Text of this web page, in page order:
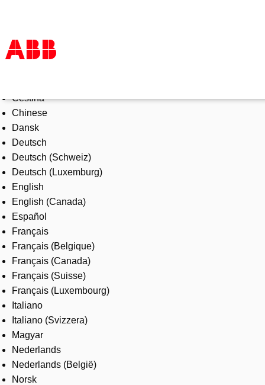
Products & Solutions
Industries
Services
About us
Where to buy
Contact us
Careers
Čeština
Chinese
Dansk
Deutsch
Deutsch (Schweiz)
Deutsch (Luxemburg)
English
English (Canada)
Español
Français
Français (Belgique)
Français (Canada)
Français (Suisse)
Français (Luxembourg)
Italiano
Italiano (Svizzera)
Magyar
Nederlands
Nederlands (België)
Norsk